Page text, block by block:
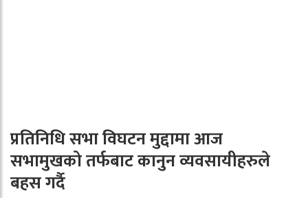
प्रतिनिधि सभा विघटन मुद्दामा आज
सभामुखको तर्फबाट कानुन व्यवसायीहरुले
बहस गर्दै